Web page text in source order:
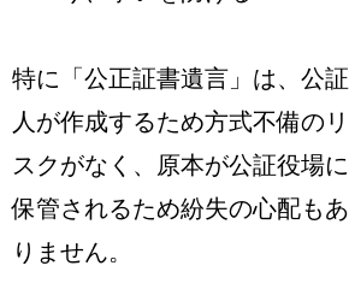
特に「公正証書遺言」は、公証
人が作成するため方式不備のリ
スクがなく、原本が公証役場に
保管されるため紛失の心配もあ
りません。